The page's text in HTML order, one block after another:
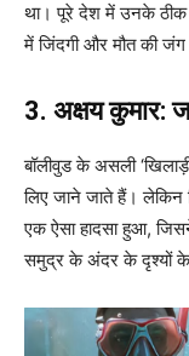
था। पूरे देश में उनके ठीक
में जिंदगी और मौत की
3. अक्षय कुमार:
बॉलीवुड के असली
लिए जाने जाते हैं। लेकिन
एक ऐसा हादसा हुआ,
समुद्र के अंदर के दृश्यों के